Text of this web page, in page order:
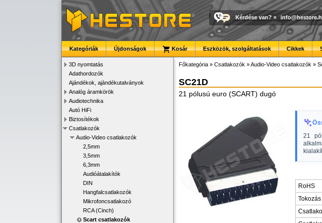
Kérdése van? »
Kategóriák Újdonságok Kosár Eszközök, szolgáltatások Cikkek
3D nyomtatás
Adathordozók
Ajándékok, ajándékutalványok
Analóg áramkörök
Audiotechnika
Autó HiFi
Biztosítékok
Csatlakozók
Audio-Video csatlakozók
2,5mm
3,5mm
6,3mm
Audióátalakítók
DIN
Hangfalcsatlakozók
Mikrofoncsatlakozó
RCA (Cinch)
Scart csatlakozók
Főkategória » Csatlakozók »Audio-Video csatlakozók »
SC21D
21 pólusú euro (SCART) dugó
21
RoHS
Tokozás